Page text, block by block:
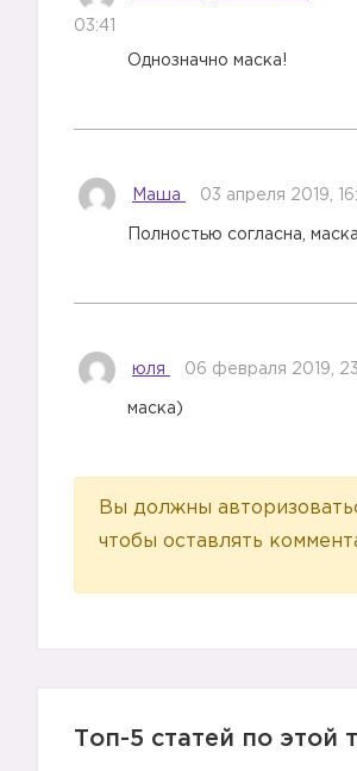
03:41
Однозначно маска!
Маша 03 апреля 2019,
Полностью согласна, маска
юля 06 февраля 2019,
маска)
Вы должны
чтобы оставлять
Топ-5 статей по этой